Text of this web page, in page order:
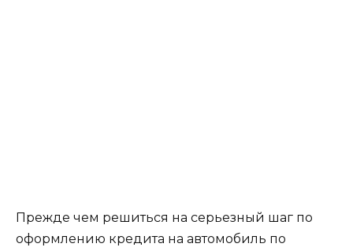
Прежде чем решиться на серьезный шаг по
оформлению кредита на автомобиль по